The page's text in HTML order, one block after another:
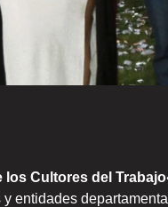
los Cultores del Trabajo
entidades